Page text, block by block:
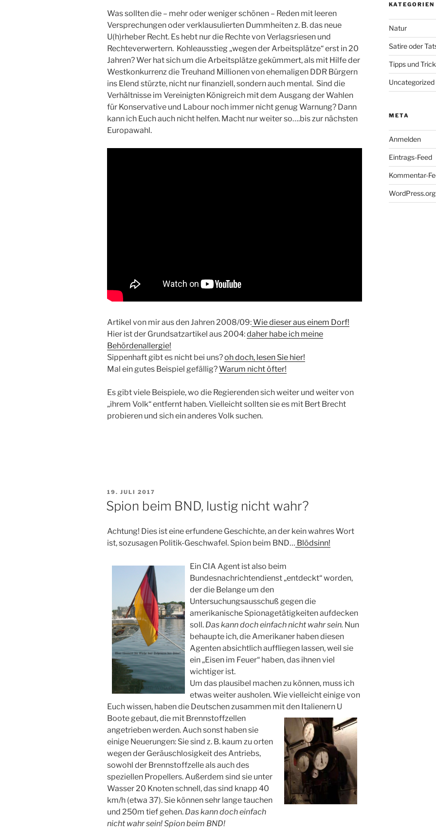
Was sollten die – mehr oder weniger schönen – Reden mit leeren
Versprechungen oder verklausulierten Dummheiten z. B. das neue
U(h)rheber Recht. Es hebt nur die Rechte von Verlagsriesen und
Rechteverwertern. Kohleausstieg „wegen der Arbeitsplätze“ erst in 20
Jahren? Wer hat sich um die Arbeitsplätze gekümmert, als mit Hilfe der
Westkonkurrenz die Treuhand Millionen von ehemaligen DDR Bürgern
ins Elend stürzte, nicht nur finanziell, sondern auch mental. Sind die
Verhältnisse im Vereinigten Königreich mit dem Ausgang der Wahlen
für Konservative und Labour noch immer nicht genug Warnung? Dann
kann ich Euch auch nicht helfen. Macht nur weiter so….bis zur nächsten
Europawahl.
Artikel von mir aus den Jahren 2008/09:Wie dieser aus einem Dorf!
Hier ist der Grundsatzartikel aus 2004:daher habe ich meine
Behördenallergie!
Sippenhaft gibt es nicht bei uns?oh doch, lesen Sie hier!
Mal ein gutes Beispiel gefällig?Warum nicht öfter!
Es gibt viele Beispiele, wo die Regierenden sich weiter und weiter von
„ihrem Volk“ entfernt haben. Vielleicht sollten sie es mit Bert Brecht
probieren und sich ein anderes Volk suchen.
VERÖFFENTLICHT
19. JULI 2017
Spion beim BND, lustig nicht wahr?
Achtung! Dies ist eine erfundene Geschichte, an der kein wahres Wort
ist, sozusagen Politik-Geschwafel. Spion beim BND… Blödsinn!
Ein CIA Agent ist also beim
Bundesnachrichtendienst „entdeckt“ worden,
der die Belange um den
Untersuchungsausschuß gegen die
amerikanische Spionagetätigkeiten aufdecken
soll. Das kann doch einfach nicht wahr sein. Nun
behaupte ich, die Amerikaner haben diesen
Agenten absichtlich auffliegen lassen, weil sie
ein „Eisen im Feuer“ haben, das ihnen viel
wichtiger ist.
Um das plausibel machen zu können, muss ich
etwas weiter ausholen. Wie vielleicht einige von
Euch wissen, haben die Deutschen zusammen mit den Italienern U
Boote gebaut, die mit Brennstoffzellen
angetrieben werden. Auch sonst haben sie
einige Neuerungen: Sie sind z. B. kaum zu orten
wegen der Geräuschlosigkeit des Antriebs,
sowohl der Brennstoffzelle als auch des
speziellen Propellers. Außerdem sind sie unter
Wasser 20 Knoten schnell, das sind knapp 40
km/h (etwa 37). Sie können sehr lange tauchen
und 250m tief gehen. Das kann doch einfach
nicht wahr sein! Spion beim BND!
KATEGORIEN
Natur
Satire oder
Tipps und
Uncategorized
META
Anmelden
Eintrags-Feed
Kommentar-
WordPress.org